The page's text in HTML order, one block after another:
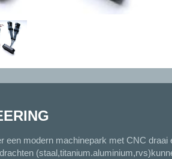
een modern machinepark met CNC draai